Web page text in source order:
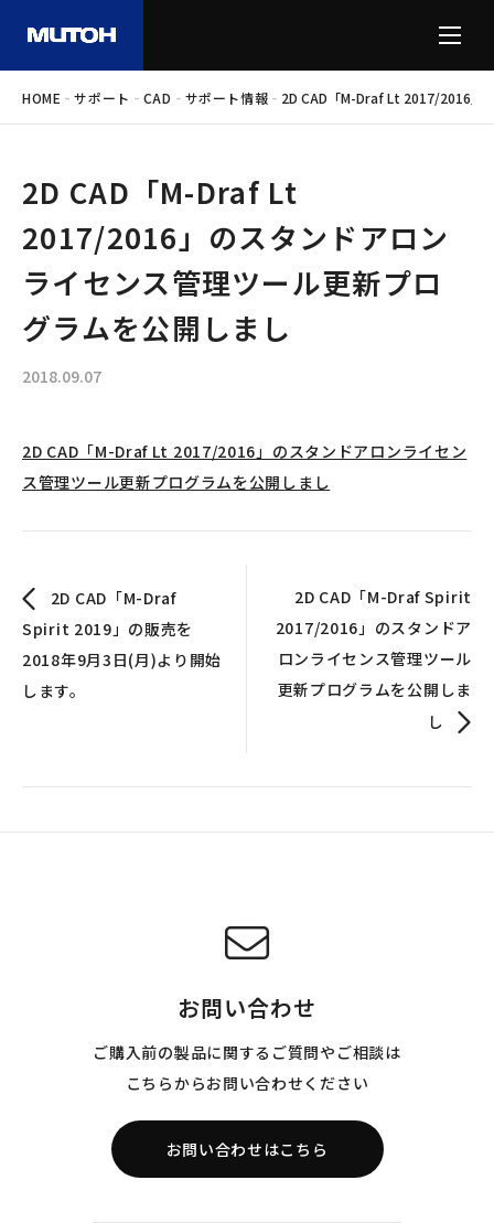
HOME -サポート - CAD - サポート情報 - 2D CAD「M-Draf Lt 2017/2016」
2D CAD「M-Draf Lt
2017/2016」のスタンドアロン
ライセンス管理ツール更新プロ
グラムを公開しまし
2018.09.07
2D CAD「M-Draf Lt 2017/2016」のスタンドアロンライセン
ス管理ツール更新プログラムを公開しまし
2D CAD「M-Draf
Spirit 2019」の販売を
2018年9月3日(月)より開始
します。
2D CAD「M-Draf Spirit
2017/2016」のスタンドア
ロンライセンス管理ツール
更新プログラムを公開しま
し
お問い合わせ
ご購入前の製品に関するご質問やご相談は
こちらからお問い合わせください
お問い合わせはこちら